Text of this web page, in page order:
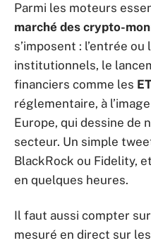
Parmi les moteurs
marché des crypto-
s’imposent : l’entrée
institutionnels, le
financiers comme les
réglementaire, à
Europe, qui dessine de
secteur. Un simple
BlackRock ou Fidelity,
en quelques heures.
Il faut aussi compter
mesuré en direct sur